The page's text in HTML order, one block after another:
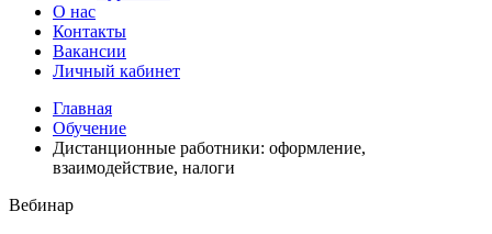
О нас
Контакты
Вакансии
Личный кабинет
Главная
Обучение
Дистанционные работники: оформление,
взаимодействие, налоги
Вебинар